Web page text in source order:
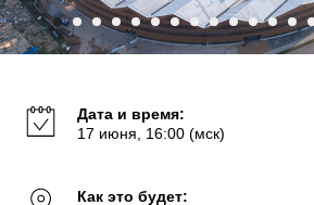
Дата и время:
17 июня, 16:00 (мск)
Как это будет: